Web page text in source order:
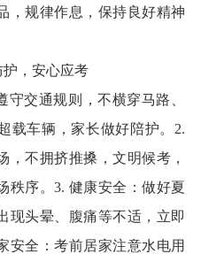
，规律作息，保持良好精神
，安心应考
守交通规则，不横穿马路、
载车辆，家长做好陪护。2.
，不拥挤推搡，文明候考，
秩序。3. 健康安全：做好夏
现头晕、腹痛等不适，立即
安全：考前居家注意水电用